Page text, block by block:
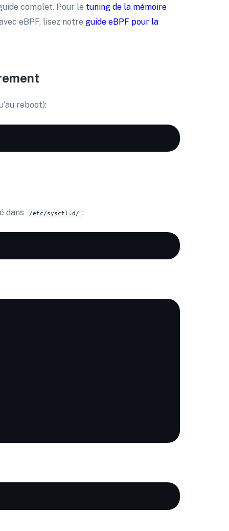
complet. Pour le tuning de la mémoire
eBPF, lisez notre guide eBPF pour la
reboot):
dans /etc/sysctl.d/ :